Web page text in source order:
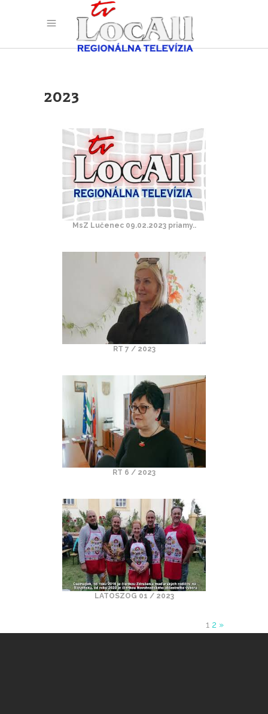
2023
MsZ Lučenec 09.02.2023 priamy..
RT 7 / 2023
RT 6 / 2023
LATOSZOG 01 / 2023
1 2 »